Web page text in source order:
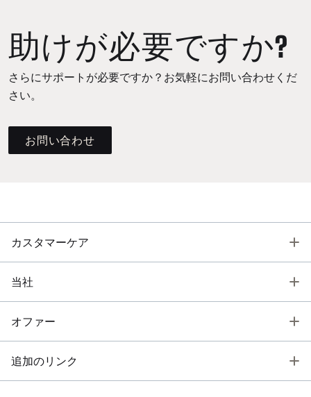
助けが必要ですか?
さらにサポートが必要ですか？お気軽にお問い合わせくだ
さい。
お問い合わせ
カスタマーケア
当社
オファー
追加のリンク